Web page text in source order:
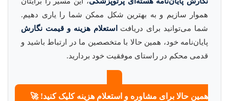
هموار سازیم و به بهترین شکل ممکن شما را یاری دهیم.
شما می‌توانید برای دریافت
استعلام هزینه و قیمت نگارش
پایان‌نامه خود، همین حالا با متخصصین ما در ارتباط باشید و
قدمی محکم در راستای موفقیت خود بردارید.
همین حالا برای مشاوره و استعلام هزینه کلیک کنید! 🚀